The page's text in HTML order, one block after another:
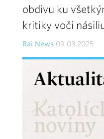
obdivu ku
kritiky voči
Rai News 09.03.2025